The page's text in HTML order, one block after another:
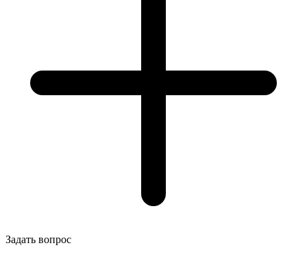
Задать вопрос